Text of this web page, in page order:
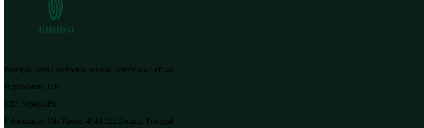
Proteção contra incêndios natural, certificada e eficaz.
Hephaesnus, Lda.
NIF: 516861450
Urbanização Vila Pavão, 4540-322 Escariz, Portugal